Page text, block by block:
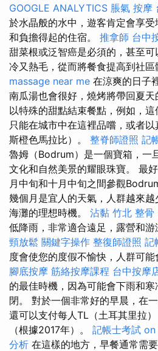
GOOGLE ANALYTICS 脹氣 按摩
於水晶般的水中，遊客肯定會享
和負擔得起的住宿。 推拿師 台中
甜菜根或泛智癌是必須的，甚至
冷又熱毛，從而將餐食提高到社區
massage near me 在涼爽的日子
南瓜湯也會很好，燒烤將帶回夏天
以特殊的甜點結束餐點，例如，這
只能在城市中在這裡品嚐，或者
斯橙色馬拉比）。 整脊師證照 記
魯姆（Bodrum）是一個寶箱，一
文化和自然美景的耀眼珠寶。 最
月中旬和十月中旬之間參觀
幾個月是宜人的天氣，人群越來
海灘的理想時機。 沾黏 竹北 整骨
低降雨，非常適合遠足，露營和游
頸放鬆 關鍵字操作 整復師證照 記
度會使您的度假不愉快，人群可能
腳底按摩 筋絡按摩課程 台中按摩
的最佳時機，因為可能會下雨和
閉。 對於一個非常好的早晨，在
還可以支付每人TL（土耳其里拉
（根據2017年）。 記帳士考試 on
分析 在這樣的地方，早餐通常需